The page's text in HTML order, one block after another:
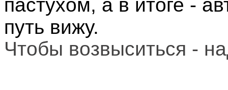
пастухом, а в итоге -
путь вижу.
Чтобы возвыситься -